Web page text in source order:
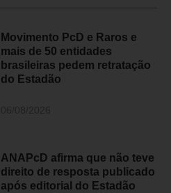
Movimento PcD e Raros e
mais de 50 entidades
brasileiras pedem retratação
do Estadão
ANAPcD afirma que não teve
direito de resposta publicado
após editorial do Estadão